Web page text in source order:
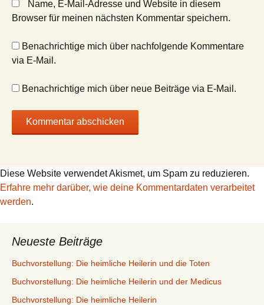
Name, E-Mail-Adresse und Website in diesem
Browser für meinen nächsten Kommentar speichern.
Benachrichtige mich über nachfolgende Kommentare
via E-Mail.
Benachrichtige mich über neue Beiträge via E-Mail.
Diese Website verwendet Akismet, um Spam zu reduzieren.
Erfahre mehr darüber, wie deine Kommentardaten verarbeitet
werden.
Neueste Beiträge
Buchvorstellung: Die heimliche Heilerin und die Toten
Buchvorstellung: Die heimliche Heilerin und der Medicus
Buchvorstellung: Die heimliche Heilerin